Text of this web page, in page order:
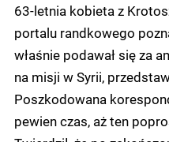
63-letnia kobieta z
portalu randkowego
właśnie podawał się za
na misji w Syrii,
Poszkodowana
pewien czas, aż ten